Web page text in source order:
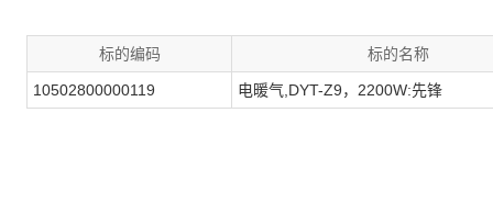
标的编码 标的名称
10502800000119 电暖气,DYT-Z9，2200W:先锋